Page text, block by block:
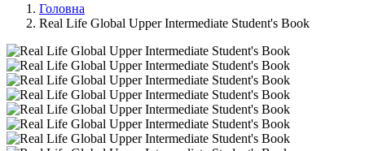
Головна
Real Life Global Upper Intermediate Student's Book